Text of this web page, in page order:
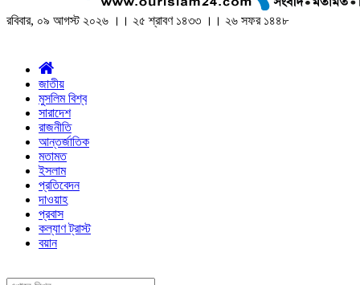
রবিবার, ০৯ আগস্ট ২০২৬ ।। ২৫ শ্রাবণ ১৪৩৩ ।। ২৬ সফর ১৪৪৮
জাতীয়
মুসলিম বিশ্ব
সারাদেশ
রাজনীতি
আন্তর্জাতিক
মতামত
ইসলাম
প্রতিবেদন
দাওয়াহ
প্রবাস
কল্যাণ ট্রাস্ট
বয়ান